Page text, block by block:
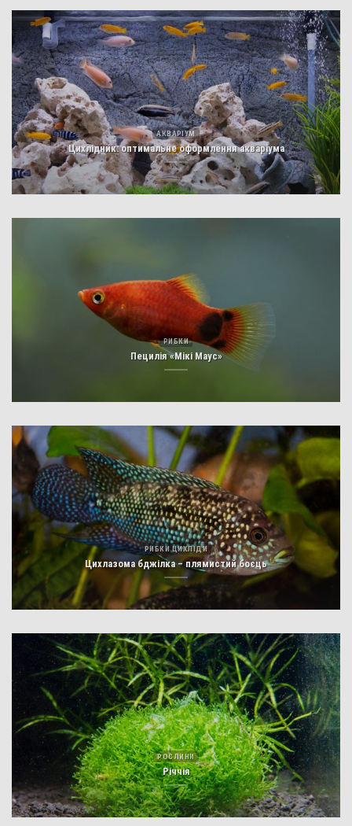
АКВАРІУМ
Цихлідник: оптимальне оформлення акваріума
РИБКИ
Пецилія «Мікі Маус»
РИБКИ ЦИХЛІДИ
Цихлазома бджілка – плямистий боєць
РОСЛИНИ
Річчія